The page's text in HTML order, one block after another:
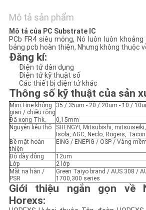
BÁO
GIÁ
SƠ
ĐỒ
TRANG
WEB
PRIVACY
POLICY
Mô tả sản phẩm
Mô tả của PC Substrate IC
PCb FR4 siêu mỏng, Nó luôn luôn
bảng pcb hoàn thiện, Nhưng không thuộc
Đăng kí:
Điện tử dân dụng
Điện tử kỹ thuật số
Các thiết bị điện tử khác
Thông số kỹ thuật của sản
Mini.Line không
gian / chiều rộng
35 / 35um - 20 / 20um - 10 /
Đã xong Thk.
0,15mm
Nguyên liệu thô
SHENGYI, Mitsubishi,
Isola, AGC, Neclo, Rogers,
Bề mặt hoàn
thiện
EING / ENEPIG / OSP / Vàng
Độ dày đồng
12um
Lớp
2 lớp
Mặt nạ hàn /
PSR
Green Taiyo brand / AUS 308 /
1700,300 series
Giới thiệu ngắn gọn về
Horexs: